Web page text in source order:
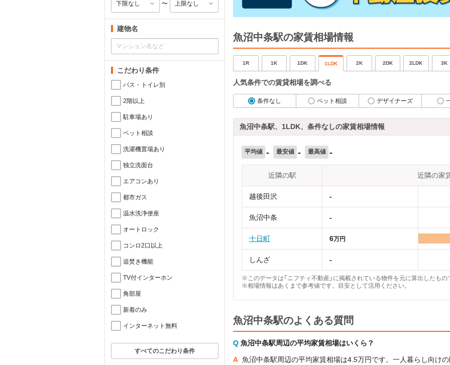
〜
建物名
こだわり条件
バス・トイレ別
2階以上
駐車場あり
ペット相談
洗濯機置場あり
独立洗面台
エアコンあり
都市ガス
温水洗浄便座
オートロック
コンロ2口以上
追焚き機能
TV付インターホン
角部屋
新着のみ
インターネット無料
すべてのこだわり条件
魚沼中条駅の家賃相場情報
1R 1K 1DK 1LDK 2K 2DK 2LDK 3K
人気条件での賃貸相場を調べる
条件なし ペット相談 デザイナーズ
魚沼中条駅、1LDK、条件なしの家賃相場情報
平均値 - 最安値 - 最高値 -
近隣の駅 近隣の家
越後田沢 -
魚沼中条 -
十日町 6万円
しんざ -
※このデータは「ニフティ不動産」に掲載されている物件を元に算出したも
※相場情報はあくまで参考値です。目安として活用ください。
魚沼中条駅のよくある質問
Q 魚沼中条駅周辺の平均家賃相場はいくら？
A 魚沼中条駅周辺の平均家賃相場は4.5万円です。一人暮らし向け